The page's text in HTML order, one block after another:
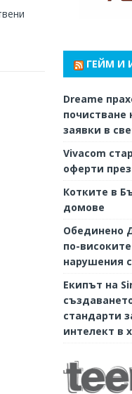
ГЕЙМ И
Dreame
почистване
заявки в
Vivacom
оферти
Котките в
домове
Обединено
по-
нарушения
Екипът на
стандарти
интелект в